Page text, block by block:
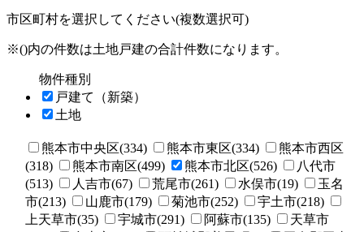
市区町村を選択してください(複数選択可)
※()内の件数は土地戸建の合計件数になります。
物件種別
戸建て（新築）
土地
熊本市中央区(334) 熊本市東区(334)
熊本市西区
(318)
熊本市南区(499) 熊本市北区(526)
八代市
(513)
人吉市(67) 荒尾市(261) 水俣市(19)
玉名
市(213)
山鹿市(179) 菊池市(252)
宇土市(218)
上天草市(35)
宇城市(291) 阿蘇市(135)
天草市